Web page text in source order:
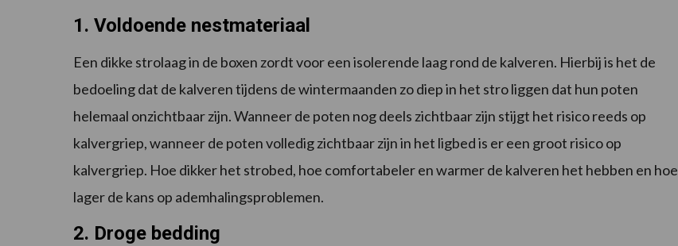
1. Voldoende nestmateriaal
Een dikke strolaag in de boxen zordt voor een isolerende laag rond de kalveren. Hierbij is het de
bedoeling dat de kalveren tijdens de wintermaanden zo diep in het stro liggen dat hun poten
helemaal onzichtbaar zijn. Wanneer de poten nog deels zichtbaar zijn stijgt het risico reeds op
kalvergriep, wanneer de poten volledig zichtbaar zijn in het ligbed is er een groot risico op
kalvergriep. Hoe dikker het strobed, hoe comfortabeler en warmer de kalveren het hebben en hoe
lager de kans op ademhalingsproblemen.
2. Droge bedding